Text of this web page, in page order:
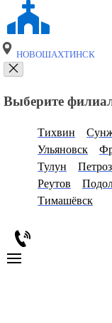
НОВОШАХТИНСК
Выберите
Тихвин
Ульяновск
Тулун
Реутов
Тимашёвск